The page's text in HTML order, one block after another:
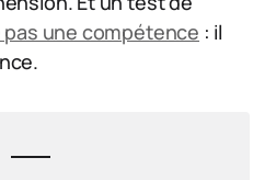
une compétence : il